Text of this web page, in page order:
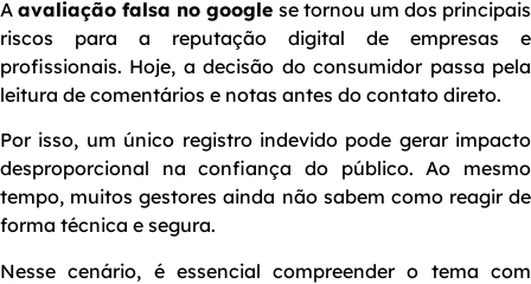
Aavaliação falsa no google se tornou um dos principais
riscos para a reputação digital de empresas e
profissionais. Hoje, a decisão do consumidor passa pela
leitura de comentários e notas antes do contato direto.
Por isso, um único registro indevido pode gerar impacto
desproporcional na confiança do público. Ao mesmo
tempo, muitos gestores ainda não sabem como reagir de
forma técnica e segura.
Nesse cenário, é essencial compreender o tema com